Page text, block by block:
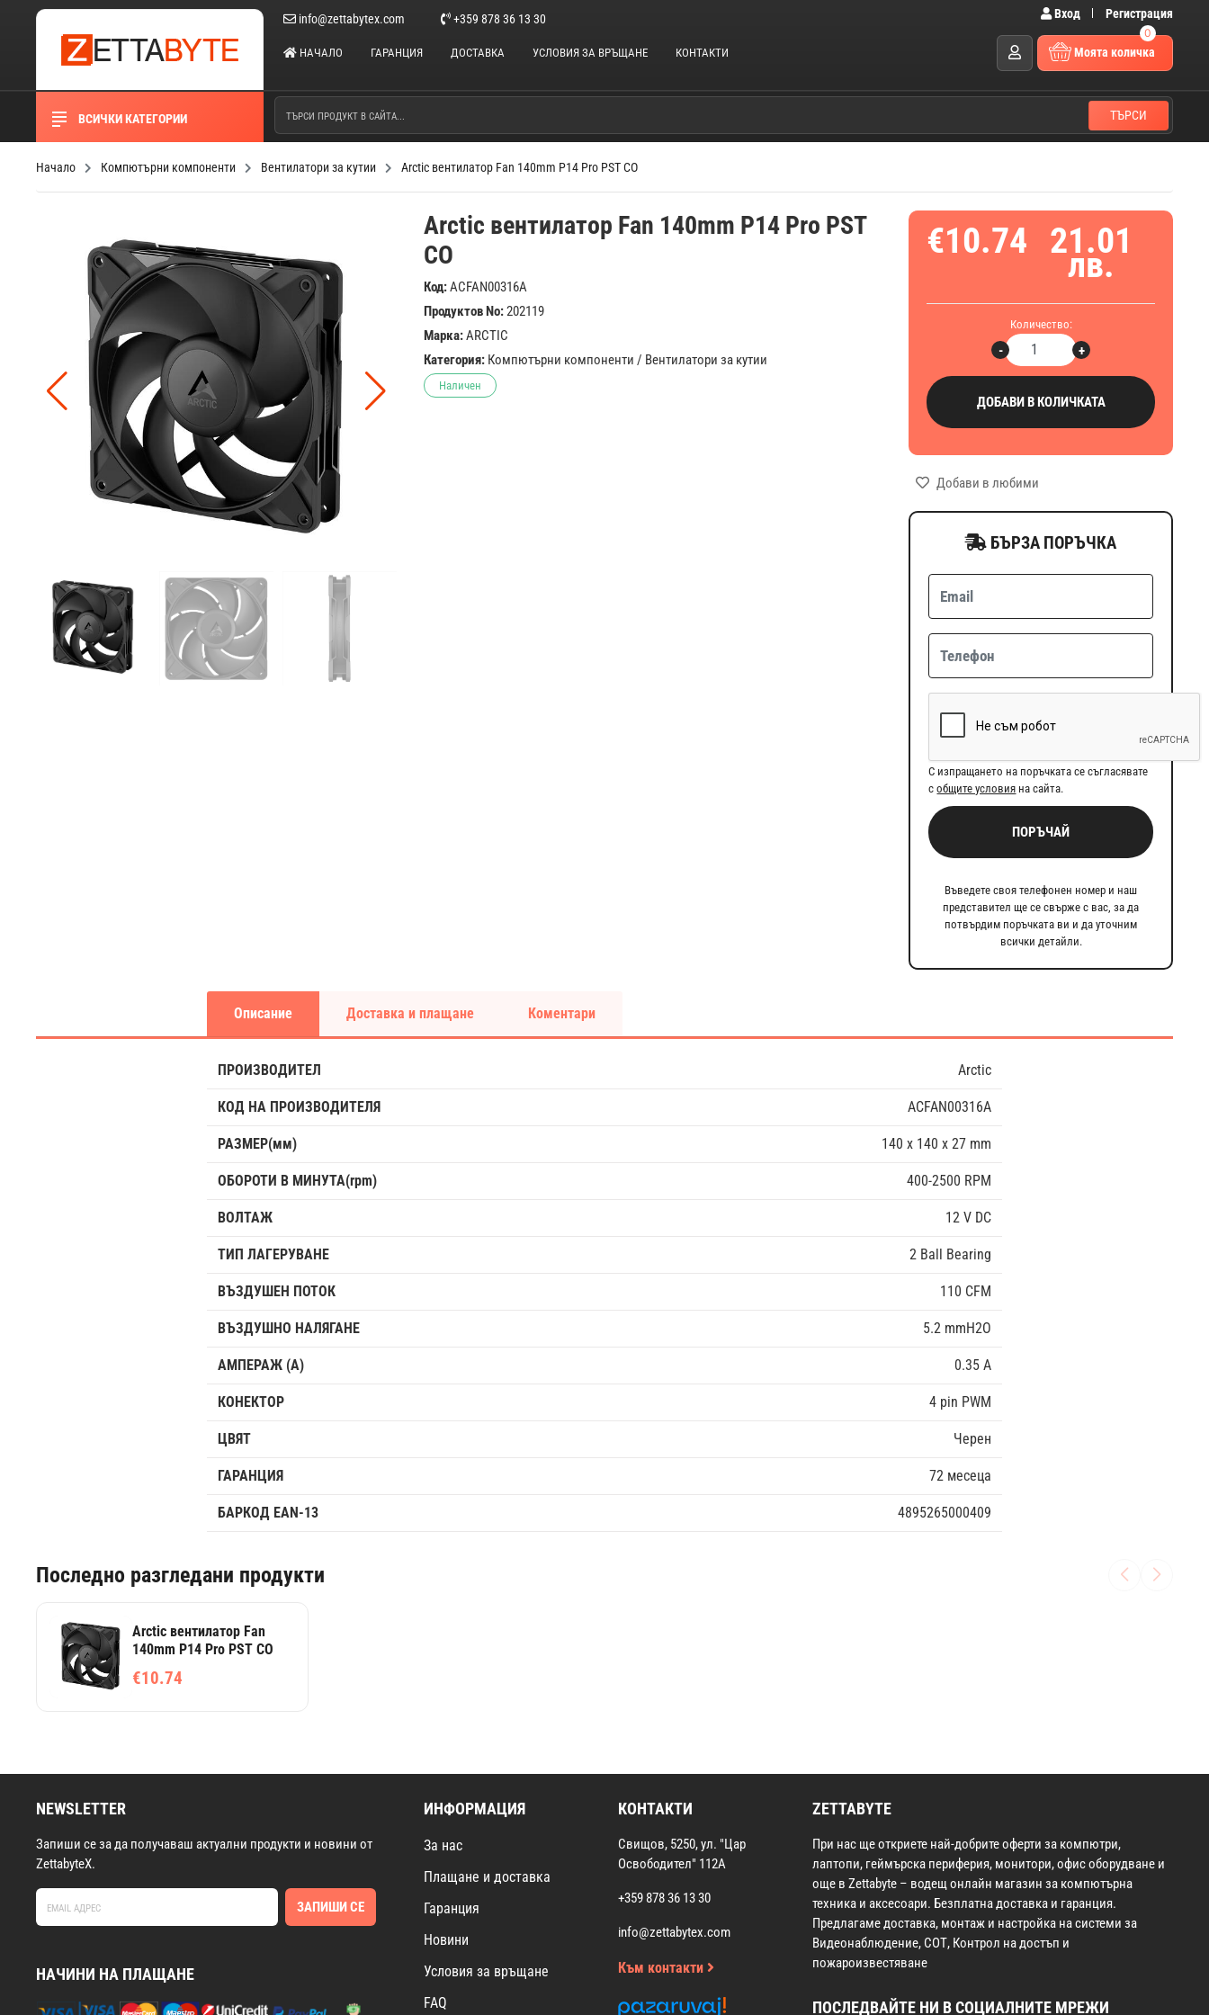
info@zettabytex.com +359 878 36 13 30 Вход Регистрация
НАЧАЛО ГАРАНЦИЯ ДОСТАВКА УСЛОВИЯ ЗА ВРЪЩАНЕ КОНТАКТИ
0
Моята количка
ВСИЧКИ КАТЕГОРИИ ТЪРСИ
Начало Компютърни компоненти Вентилатори за кутии Arctic вентилатор Fan 140mm P14 Pro PST CO
Arctic вентилатор Fan 140mm P14 Pro PST
CO
Код:ACFAN00316A
Продуктов No:202119
Марка:ARCTIC
Категория: Компютърни компоненти / Вентилатори за кутии
Наличен
€10.74 21.01
лв.
Количество:
+
-
ДОБАВИ В КОЛИЧКАТА
Добави в любими
БЪРЗА ПОРЪЧКА
С изпращането на поръчката се съгласявате
собщите условия на сайта.
ПОРЪЧАЙ
Въведете своя телефонен номер и наш
представител ще се свърже с вас, за да
потвърдим поръчката ви и да уточним
всички детайли.
Описание Доставка и плащане Коментари
ПРОИЗВОДИТЕЛ Arctic
КОД НА ПРОИЗВОДИТЕЛЯ ACFAN00316A
РАЗМЕР(мм) 140 x 140 x 27 mm
ОБОРОТИ В МИНУТА(rpm) 400-2500 RPM
ВОЛТАЖ 12 V DC
ТИП ЛАГЕРУВАНЕ 2 Ball Bearing
ВЪЗДУШЕН ПОТОК 110 CFM
ВЪЗДУШНО НАЛЯГАНЕ 5.2 mmH2O
АМПЕРАЖ (A) 0.35 A
КОНЕКТОР 4 pin PWM
ЦВЯТ Черен
ГАРАНЦИЯ 72 месеца
БАРКОД EAN-13 4895265000409
Последно разгледани продукти
Arctic вентилатор Fan
140mm P14 Pro PST CO
€10.74
NEWSLETTER
Запиши се за да получаваш актуални продукти и новини от
ZettabyteX.
ЗАПИШИ СЕ
НАЧИНИ НА ПЛАЩАНЕ
ИНФОРМАЦИЯ
За нас
Плащане и доставка
Гаранция
Новини
Условия за връщане
FAQ
КОНТАКТИ
Свищов, 5250, ул. "Цар
Освободител" 112А
+359 878 36 13 30
info@zettabytex.com
Към контакти
ZETTABYTE
При нас ще откриете най-добрите оферти за компютри,
лаптопи, геймърска периферия, монитори, офис оборудване и
още в Zettabyte – водещ онлайн магазин за компютърна
техника и аксесоари. Безплатна доставка и гаранция.
Предлагаме доставка, монтаж и настройка на системи за
Видеонаблюдение, СОТ, Контрол на достъп и
пожароизвестяване
ПОСЛЕДВАЙТЕ НИ В СОЦИАЛНИТЕ МРЕЖИ